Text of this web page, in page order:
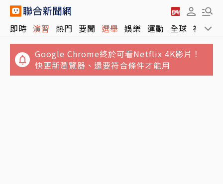
即時 演習 熱門 要聞 選舉 娛樂 運動 全球 社會
Google Chrome終於可看Netflix 4K影片！
快更新瀏覽器、還要符合條件才能用
離世前48小時還在直播！網紅「肥大叔」猝逝
暴瘦粉絲疑「早覺得不對」